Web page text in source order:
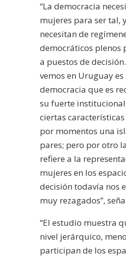
“La democracia
mujeres para ser tal,
necesitan de
democráticos plenos
a puestos de
vemos en Uruguay es
democracia que es
su fuerte
ciertas
por momentos una
pares; pero por otro
refiere a la
mujeres en los
decisión todavía nos
muy rezagados”,
“El estudio muestra
nivel jerárquico,
participan de los